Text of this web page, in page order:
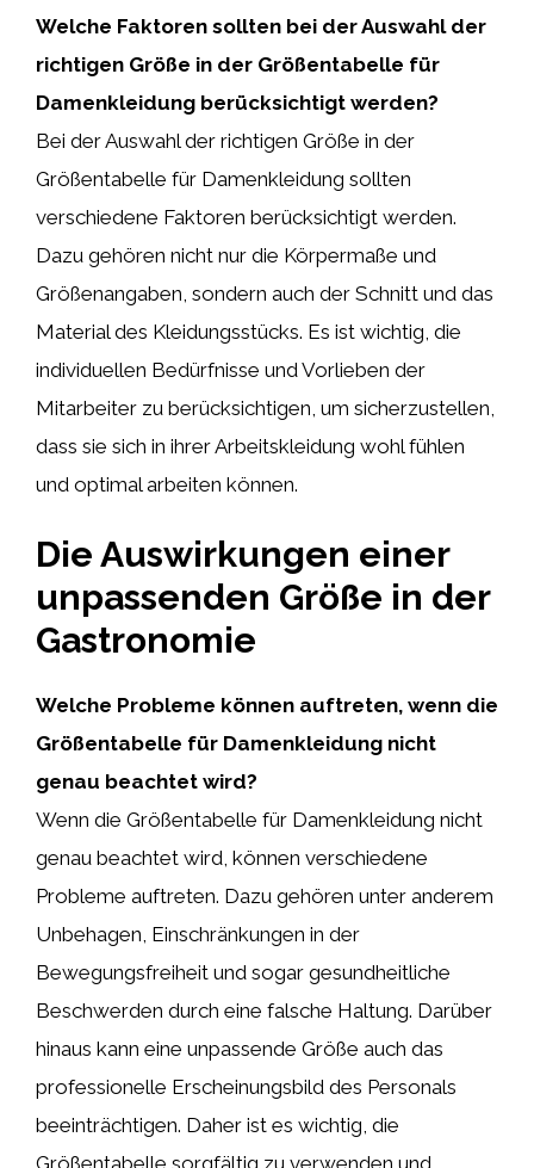
Welche Faktoren sollten bei der Auswahl der
richtigen Größe in der Größentabelle für
Damenkleidung berücksichtigt werden?
Bei der Auswahl der richtigen Größe in der
Größentabelle für Damenkleidung sollten
verschiedene Faktoren berücksichtigt werden.
Dazu gehören nicht nur die Körpermaße und
Größenangaben, sondern auch der Schnitt und das
Material des Kleidungsstücks. Es ist wichtig, die
individuellen Bedürfnisse und Vorlieben der
Mitarbeiter zu berücksichtigen, um sicherzustellen,
dass sie sich in ihrer Arbeitskleidung wohl fühlen
und optimal arbeiten können.
Die Auswirkungen einer
unpassenden Größe in der
Gastronomie
Welche Probleme können auftreten, wenn die
Größentabelle für Damenkleidung nicht
genau beachtet wird?
Wenn die Größentabelle für Damenkleidung nicht
genau beachtet wird, können verschiedene
Probleme auftreten. Dazu gehören unter anderem
Unbehagen, Einschränkungen in der
Bewegungsfreiheit und sogar gesundheitliche
Beschwerden durch eine falsche Haltung. Darüber
hinaus kann eine unpassende Größe auch das
professionelle Erscheinungsbild des Personals
beeinträchtigen. Daher ist es wichtig, die
Größentabelle sorgfältig zu verwenden und